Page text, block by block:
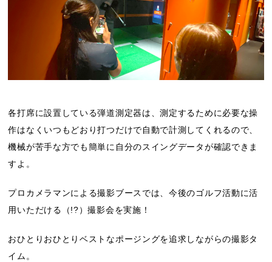
各打席に設置している弾道測定器は、測定するために必要な操
作はなくいつもどおり打つだけで自動で計測してくれるので、
機械が苦手な方でも簡単に自分のスイングデータが確認できま
すよ。
プロカメラマンによる撮影ブースでは、今後のゴルフ活動に活
用いただける（!?）撮影会を実施！
おひとりおひとりベストなポージングを追求しながらの撮影タ
イム。